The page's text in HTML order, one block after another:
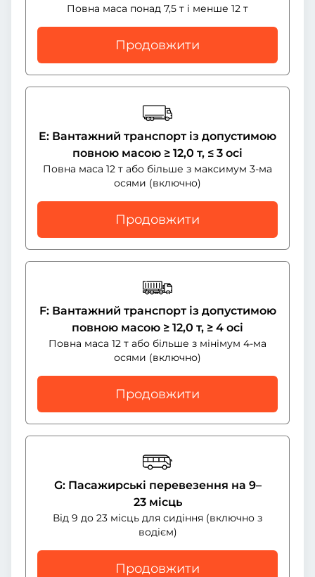
Повна маса понад 7,5 т і менше 12 т
Продовжити
E: Вантажний транспорт із допустимою
повною масою ≥ 12,0 т, ≤ 3 осі
Повна маса 12 т або більше з максимум 3-ма
осями (включно)
Продовжити
F: Вантажний транспорт із допустимою
повною масою ≥ 12,0 т, ≥ 4 осі
Повна маса 12 т або більше з мінімум 4-ма
осями (включно)
Продовжити
G: Пасажирські перевезення на 9–
23 місць
Від 9 до 23 місць для сидіння (включно з
водієм)
Продовжити